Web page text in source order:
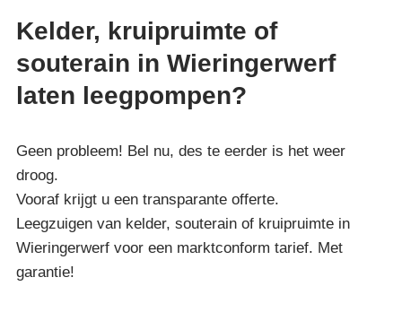
Kelder, kruipruimte of
souterain in Wieringerwerf
laten leegpompen?
Geen probleem! Bel nu, des te eerder is het weer
droog.
Vooraf krijgt u een transparante offerte.
Leegzuigen van kelder, souterain of kruipruimte in
Wieringerwerf voor een marktconform tarief. Met
garantie!